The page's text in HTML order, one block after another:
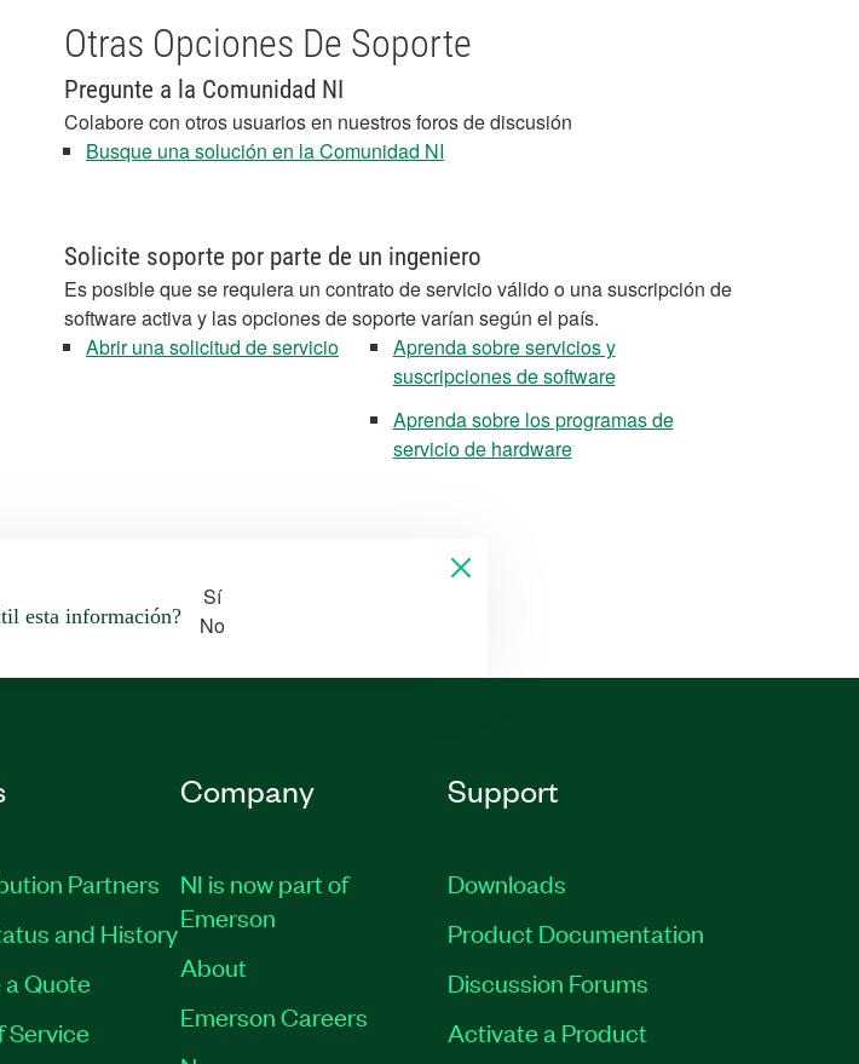
Otras Opciones De Soporte
Pregunte a la Comunidad NI
Colabore con otros usuarios en nuestros foros de discusión
Busque una solución en la Comunidad NI
Solicite soporte por parte de un ingeniero
Es posible que se requiera un contrato de servicio válido o una suscripción de
software activa y las opciones de soporte varían según el país.
Abrir una solicitud de servicio
Aprenda sobre servicios y
suscripciones de software
Aprenda sobre los programas de
servicio de hardware
esta información?
Sí
No
Partners
and History
Quote
Service
Company
NI is now part of
Emerson
About
Emerson Careers
Support
Downloads
Product Documentation
Discussion Forums
Activate a Product